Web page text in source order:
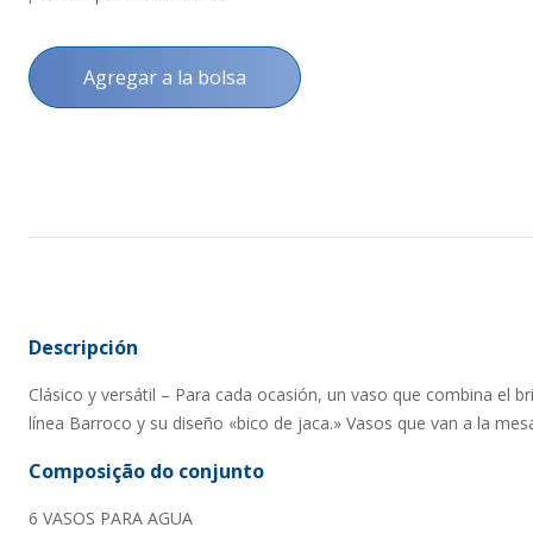
Agregar a la bolsa
Descripción
Clásico y versátil – Para cada ocasión, un vaso que combina el
línea Barroco y su diseño «bico de jaca.» Vasos que van a la
Composição do conjunto
6 VASOS PARA AGUA